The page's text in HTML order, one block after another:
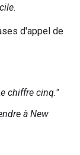
.
d'appel de
chiffre cinq."
à New